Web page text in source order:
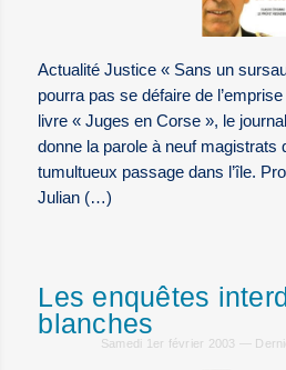
Actualité Justice « Sans un
pourra pas se défaire de
livre « Juges en Corse », le
donne la parole à neuf magistrats
tumultueux passage dans l’île.
Julian (…)
Les enquêtes
blanches
Samedi 1er février 2003 —